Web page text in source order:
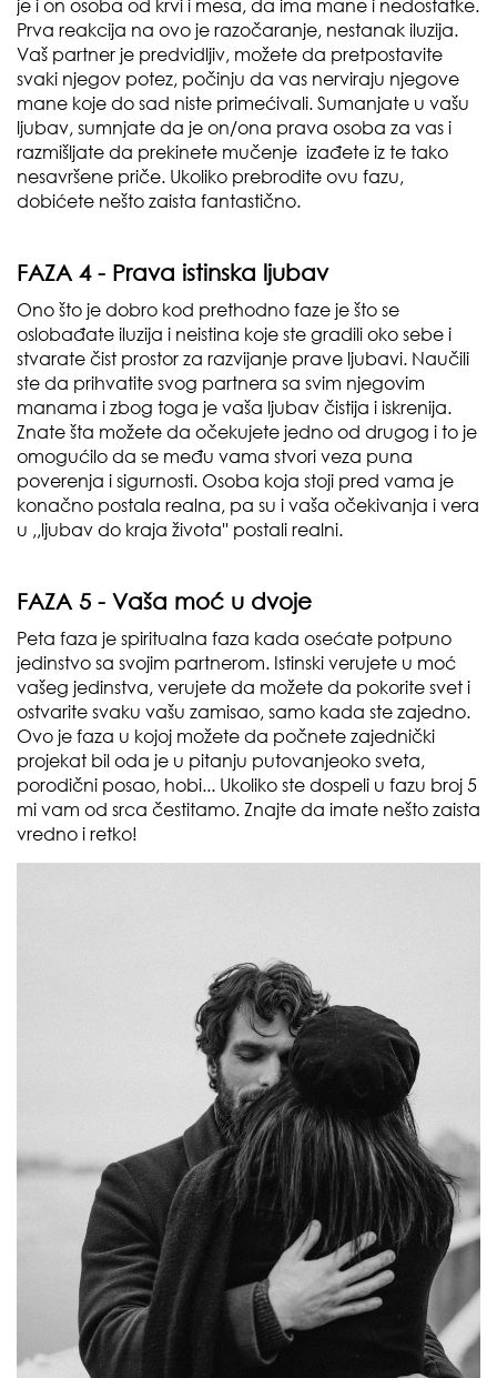
je i on osoba od krvi i mesa, da ima mane i nedostatke.
Prva reakcija na ovo je razočaranje, nestanak iluzija.
Vaš partner je predvidljiv, možete da pretpostavite
svaki njegov potez, počinju da vas nerviraju njegove
mane koje do sad niste primećivali. Sumanjate u vašu
ljubav, sumnjate da je on/ona prava osoba za vas i
razmišljate da prekinete mučenje izađete iz te tako
nesavršene priče. Ukoliko prebrodite ovu fazu,
dobićete nešto zaista fantastično.
FAZA 4 - Prava istinska ljubav
Ono što je dobro kod prethodno faze je što se
oslobađate iluzija i neistina koje ste gradili oko sebe i
stvarate čist prostor za razvijanje prave ljubavi. Naučili
ste da prihvatite svog partnera sa svim njegovim
manama i zbog toga je vaša ljubav čistija i iskrenija.
Znate šta možete da očekujete jedno od drugog i to je
omogućilo da se među vama stvori veza puna
poverenja i sigurnosti. Osoba koja stoji pred vama je
konačno postala realna, pa su i vaša očekivanja i vera
u ,,ljubav do kraja života'' postali realni.
FAZA 5 - Vaša moć u dvoje
Peta faza je spiritualna faza kada osećate potpuno
jedinstvo sa svojim partnerom. Istinski verujete u moć
vašeg jedinstva, verujete da možete da pokorite svet i
ostvarite svaku vašu zamisao, samo kada ste zajedno.
Ovo je faza u kojoj možete da počnete zajednički
projekat bil oda je u pitanju putovanjeoko sveta,
porodični posao, hobi... Ukoliko ste dospeli u fazu broj 5
mi vam od srca čestitamo. Znajte da imate nešto zaista
vredno i retko!